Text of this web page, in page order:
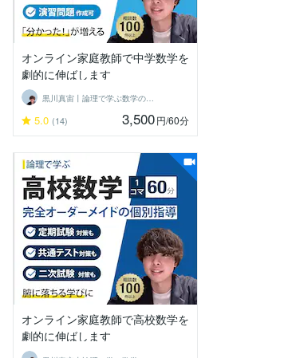
オンライン家庭教師で中学数学を
劇的に伸ばします
黒川真宙丨論理で学ぶ数学の個別指導
5.0 (14) 3,500円/60分
オンライン家庭教師で高校数学を
劇的に伸ばします